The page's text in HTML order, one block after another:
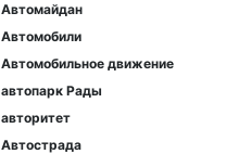
Автомайдан
Автомобили
Автомобильное движение
автопарк Рады
авторитет
Автострада